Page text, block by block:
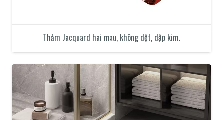
Thảm Jacquard hai màu, không dệt, dập kim.